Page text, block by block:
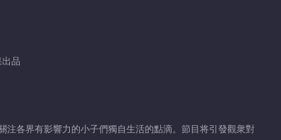
夏之光越野挑戰意外入
品
各界有影響力的小子們獨自生活的點滴。節目将引發觀衆對